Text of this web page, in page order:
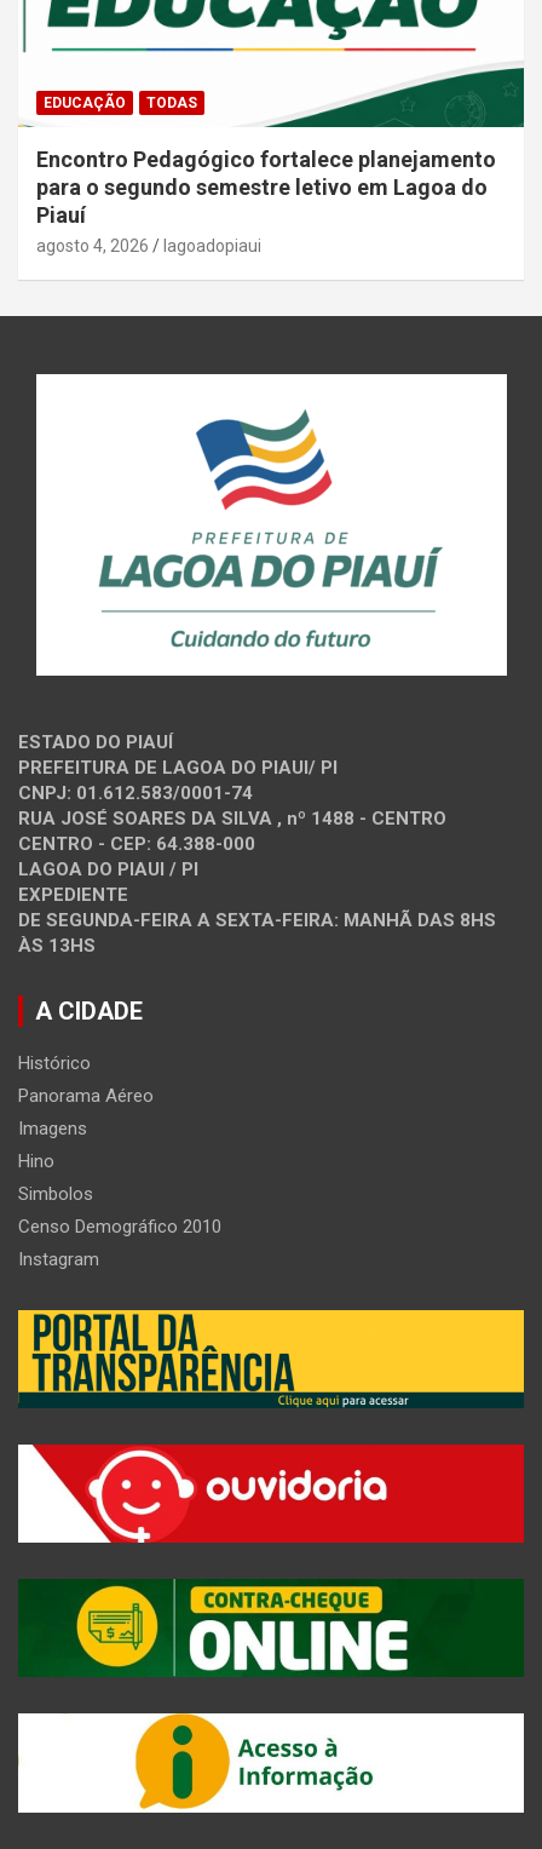
EDUCAÇÃO TODAS
Encontro Pedagógico fortalece planejamento
para o segundo semestre letivo em Lagoa do
Piauí
agosto 4, 2026 lagoadopiaui
ESTADO DO PIAUÍ
PREFEITURA DE LAGOA DO PIAUI/ PI
CNPJ: 01.612.583/0001-74
RUA JOSÉ SOARES DA SILVA , nº 1488 - CENTRO
CENTRO - CEP: 64.388-000
LAGOA DO PIAUI / PI
EXPEDIENTE
DE SEGUNDA-FEIRA A SEXTA-FEIRA: MANHÃ DAS 8HS
ÀS 13HS
A CIDADE
Histórico
Panorama Aéreo
Imagens
Hino
Simbolos
Censo Demográfico 2010
Instagram